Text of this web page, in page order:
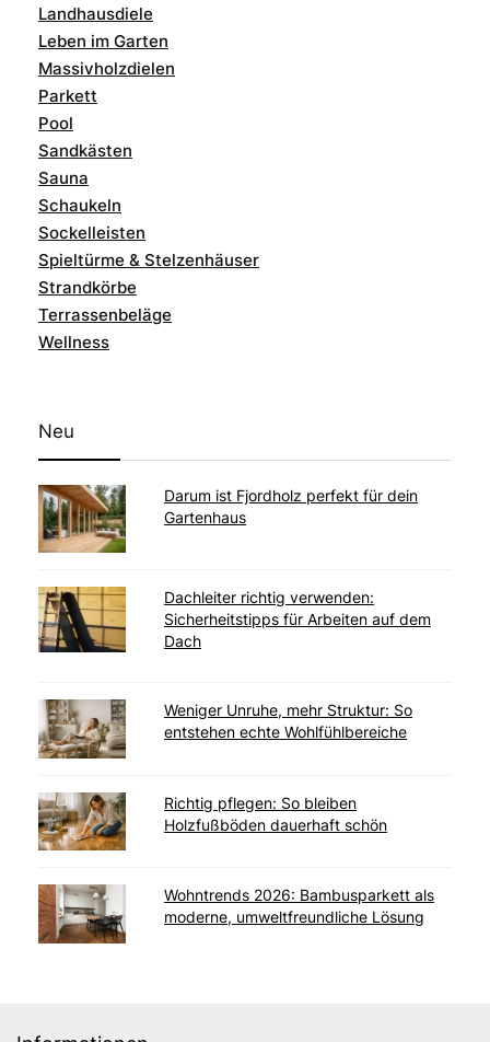
Landhausdiele
Leben im Garten
Massivholzdielen
Parkett
Pool
Sandkästen
Sauna
Schaukeln
Sockelleisten
Spieltürme & Stelzenhäuser
Strandkörbe
Terrassenbeläge
Wellness
Neu
Darum ist Fjordholz perfekt für dein
Gartenhaus
Dachleiter richtig verwenden:
Sicherheitstipps für Arbeiten auf dem
Dach
Weniger Unruhe, mehr Struktur: So
entstehen echte Wohlfühlbereiche
Richtig pflegen: So bleiben
Holzfußböden dauerhaft schön
Wohntrends 2026: Bambusparkett als
moderne, umweltfreundliche Lösung